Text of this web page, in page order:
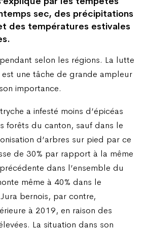
sec, des précipitations
des températures estivales
selon les régions. La lutte
une tâche de grande ampleur
importance.
a infesté moins d’épicéas
forêts du canton, sauf dans le
d’arbres sur pied par ce
de 30% par rapport à la même
dans l’ensemble du
même à 40% dans le
bernois, par contre,
à 2019, en raison des
La situation dans son